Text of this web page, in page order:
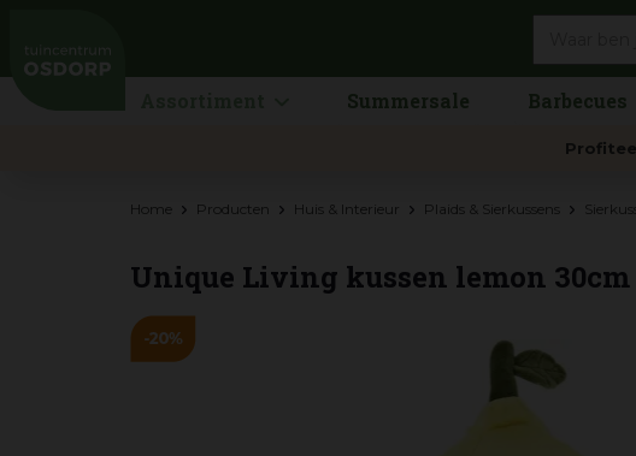
Home Producten Huis & Interieur Plaids & Sierkussens
Summersale Barbecues
Unique Living kussen lemon